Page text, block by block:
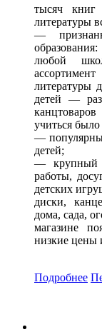
тысяч книг
литературы
—
любой
литературы
детей —
учиться
—
детей;
— крупный
работы,
детских
диски,
дома, сада,
магазине
низкие цены
Подробнее